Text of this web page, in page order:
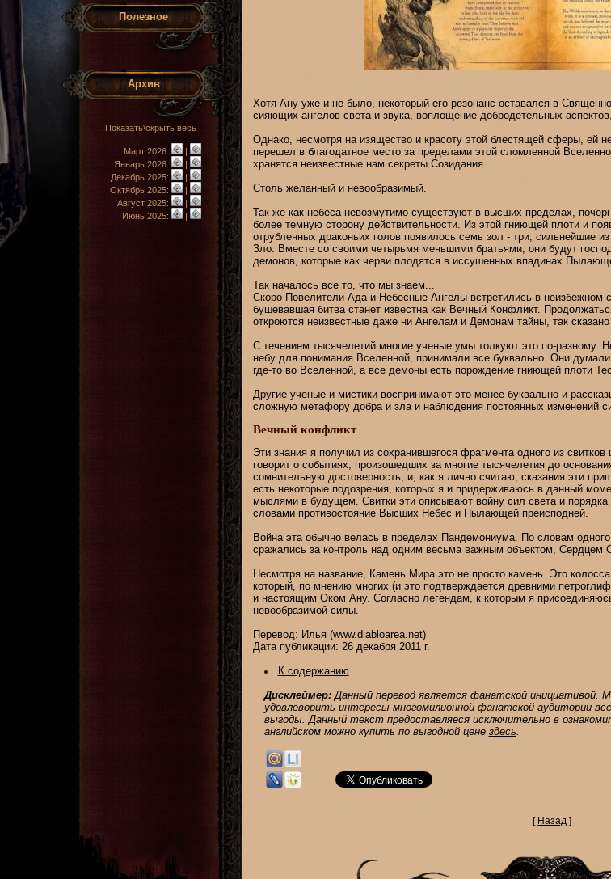
Полезное
Архив
Показать\скрыть весь
Март 2026:
|
Январь 2026:
|
Декабрь 2025:
|
Октябрь 2025:
|
Август 2025:
|
Июнь 2025:
|
Хотя Ану уже и не было, некоторый его резонанс оставался в
сияющих ангелов света и звука, воплощение добродетельных
Однако, несмотря на изящество и красоту этой блестящей сферы, ей
перешел в благодатное место за пределами этой сломленной
хранятся неизвестные нам секреты Созидания.
Столь желанный и невообразимый.
Так же как небеса невозмутимо существуют в высших пределах,
более темную сторону действительности. Из этой гниющей плоти и
отрубленных драконьих голов появилось семь зол - три, сильнейшие
Зло. Вместе со своими четырьмя меньшими братьями, они будут
демонов, которые как черви плодятся в иссушенных впадинах
Так началось все то, что мы знаем...
Скоро Повелители Ада и Небесные Ангелы встретились в неизбежном
бушевавшая битва станет известна как Вечный Конфликт.
откроются неизвестные даже ни Ангелам и Демонам тайны, так
С течением тысячелетий многие ученые умы толкуют это по-разному.
небу для понимания Вселенной, принимали все буквально. Они
где-то во Вселенной, а все демоны есть порождение гниющей плоти
Другие ученые и мистики воспринимают это менее буквально и
сложную метафору добра и зла и наблюдения постоянных изменений
Вечный конфликт
Эти знания я получил из сохранившегося фрагмента одного из
говорит о событиях, произошедших за многие тысячелетия до
сомнительную достоверность, и, как я лично считаю, сказания эти
есть некоторые подозрения, которых я и придерживаюсь в данный
мыслями в будущем. Свитки эти описывают войну сил света и
словами противостояние Высших Небес и Пылающей преисподней.
Война эта обычно велась в пределах Пандемониума. По словам
сражались за контроль над одним весьма важным объектом, Сердцем
Несмотря на название, Камень Мира это не просто камень. Это
который, по мнению многих (и это подтверждается древними
и настоящим Оком Ану. Согласно легендам, к которым я
невообразимой силы.
Перевод: Илья (www.diabloarea.net)
Дата публикации: 26 декабря 2011 г.
К содержанию
Дисклеймер:Данный перевод является фанатской инициативой.
удовлеворить интересы многомилионной фанатской аудитории
выгоды. Данный текст предоставляеся исключительно в
английском можно купить по выгодной цене здесь
[ Назад ]